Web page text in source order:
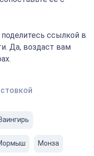
ссылкой в
Да, воздаст вам
Монза